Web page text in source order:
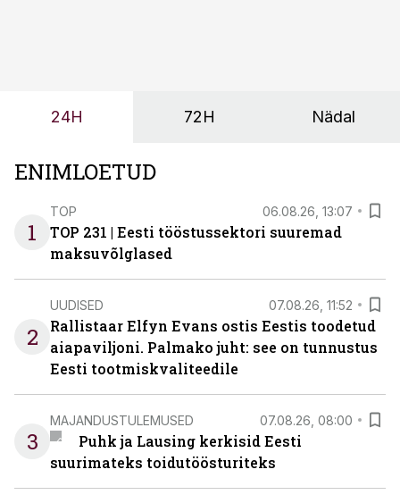
24H 72H Nädal
ENIMLOETUD
1
TOP 06.08.26, 13:07
TOP 231 | Eesti tööstussektori suuremad
maksuvõlglased
2
UUDISED 07.08.26, 11:52
Rallistaar Elfyn Evans ostis Eestis toodetud
aiapaviljoni. Palmako juht: see on tunnustus
Eesti tootmiskvaliteedile
3
MAJANDUSTULEMUSED 07.08.26, 08:00
Puhk ja Lausing kerkisid Eesti
suurimateks toidutöösturiteks